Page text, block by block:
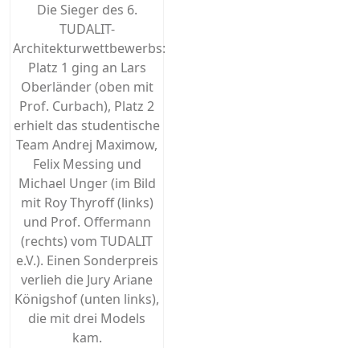
Die Sieger des 6.
TUDALIT-
Architekturwettbewerbs:
Platz 1 ging an Lars
Oberländer (oben mit
Prof. Curbach), Platz 2
erhielt das studentische
Team Andrej Maximow,
Felix Messing und
Michael Unger (im Bild
mit Roy Thyroff (links)
und Prof. Offermann
(rechts) vom TUDALIT
e.V.). Einen Sonderpreis
verlieh die Jury Ariane
Königshof (unten links),
die mit drei Models
kam.